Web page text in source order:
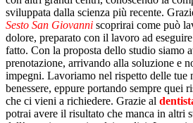
sviluppata dalla scienza più recente.
Sesto San Giovanni scoprirai come può
dolore, preparato con il lavoro ad
fatto. Con la proposta dello studio siamo
prenotazione, arrivando alla soluzione e
impegni. Lavoriamo nel rispetto delle tue
benessere, eppure portando sempre quei
che ci vieni a richiedere. Grazie al
potrai avere il risultato che manca in altri